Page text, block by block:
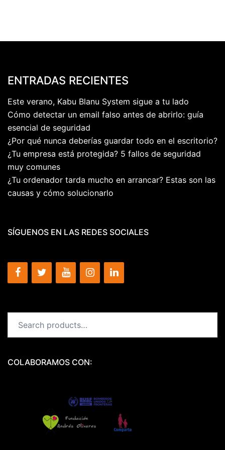
ENTRADAS RECIENTES
Este verano, Kabu Blanu System sigue a tu lado
Cómo detectar un email falso antes de abrirlo: guía
esencial de seguridad
¿Por qué nunca deberías guardar todo en el escritorio?
¿Tu empresa está protegida? 5 fallos de seguridad
muy comunes
¿Tu ordenador tarda mucho en arrancar? Estas son las
causas y cómo solucionarlo
SÍGUENOS EN LAS REDES SOCIALES
for:
COLABORAMOS CON: